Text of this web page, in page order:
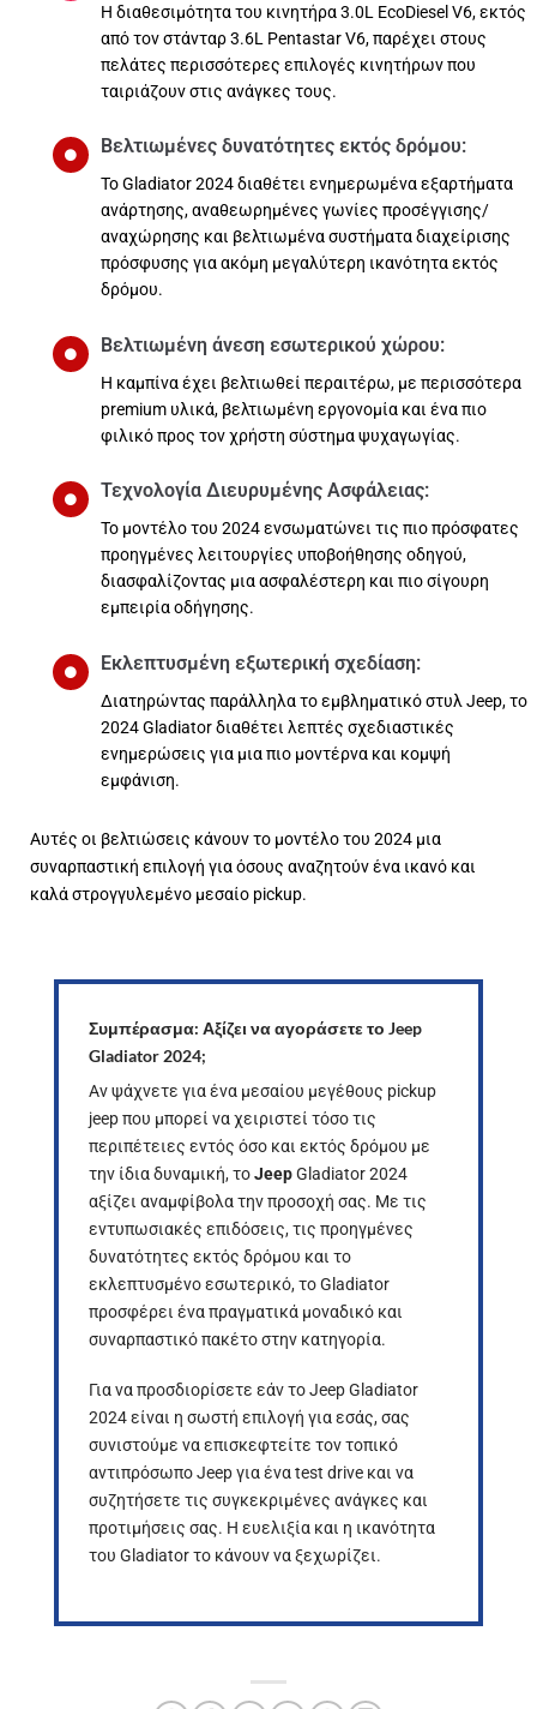
Η διαθεσιμότητα του κινητήρα 3.0L EcoDiesel V6, εκτός
από τον στάνταρ 3.6L Pentastar V6, παρέχει στους
πελάτες περισσότερες επιλογές κινητήρων που
ταιριάζουν στις ανάγκες τους.
Βελτιωμένες δυνατότητες εκτός δρόμου:
Το Gladiator 2024 διαθέτει ενημερωμένα εξαρτήματα
ανάρτησης, αναθεωρημένες γωνίες προσέγγισης/
αναχώρησης και βελτιωμένα συστήματα διαχείρισης
πρόσφυσης για ακόμη μεγαλύτερη ικανότητα εκτός
δρόμου.
Βελτιωμένη άνεση εσωτερικού χώρου:
Η καμπίνα έχει βελτιωθεί περαιτέρω, με περισσότερα
premium υλικά, βελτιωμένη εργονομία και ένα πιο
φιλικό προς τον χρήστη σύστημα ψυχαγωγίας.
Τεχνολογία Διευρυμένης Ασφάλειας:
Το μοντέλο του 2024 ενσωματώνει τις πιο πρόσφατες
προηγμένες λειτουργίες υποβοήθησης οδηγού,
διασφαλίζοντας μια ασφαλέστερη και πιο σίγουρη
εμπειρία οδήγησης.
Εκλεπτυσμένη εξωτερική σχεδίαση:
Διατηρώντας παράλληλα το εμβληματικό στυλ Jeep, το
2024 Gladiator διαθέτει λεπτές σχεδιαστικές
ενημερώσεις για μια πιο μοντέρνα και κομψή
εμφάνιση.
Αυτές οι βελτιώσεις κάνουν το μοντέλο του 2024 μια
συναρπαστική επιλογή για όσους αναζητούν ένα ικανό και
καλά στρογγυλεμένο μεσαίο pickup.
Συμπέρασμα: Αξίζει να αγοράσετε το Jeep
Gladiator 2024;
Αν ψάχνετε για ένα μεσαίου μεγέθους pickup
jeep που μπορεί να χειριστεί τόσο τις
περιπέτειες εντός όσο και εκτός δρόμου με
την ίδια δυναμική, τοJeepGladiator 2024
αξίζει αναμφίβολα την προσοχή σας. Με τις
εντυπωσιακές επιδόσεις, τις προηγμένες
δυνατότητες εκτός δρόμου και το
εκλεπτυσμένο εσωτερικό, το Gladiator
προσφέρει ένα πραγματικά μοναδικό και
συναρπαστικό πακέτο στην κατηγορία.
Για να προσδιορίσετε εάν το Jeep Gladiator
2024 είναι η σωστή επιλογή για εσάς, σας
συνιστούμε να επισκεφτείτε τον τοπικό
αντιπρόσωπο Jeep για ένα test drive και να
συζητήσετε τις συγκεκριμένες ανάγκες και
προτιμήσεις σας. Η ευελιξία και η ικανότητα
του Gladiator το κάνουν να ξεχωρίζει.